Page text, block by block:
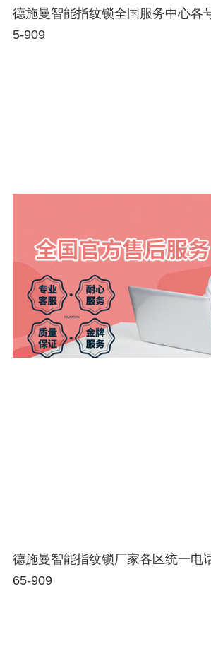
德施曼智能指纹锁全国服务中心各
5-909
德施曼智能指纹锁厂家各区统一电
65-909